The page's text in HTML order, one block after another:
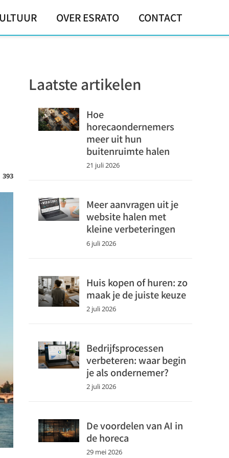
OVER ESRATO CONTACT
393
Laatste artikelen
Hoe
horecaondernemers
meer uit hun
buitenruimte halen
21 juli 2026
Meer aanvragen uit je
website halen met
kleine verbeteringen
6 juli 2026
Huis kopen of huren: zo
maak je de juiste keuze
2 juli 2026
Bedrijfsprocessen
verbeteren: waar begin
je als ondernemer?
2 juli 2026
De voordelen van AI in
de horeca
29 mei 2026